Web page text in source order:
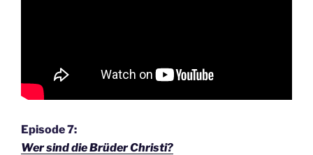
Episode 7:
Wer sind die Brüder Christi?